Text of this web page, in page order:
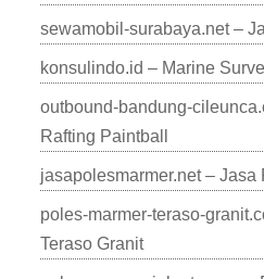
sewamobil-surabaya.net –
konsulindo.id – Marine
outbound-bandung-
Rafting Paintball
jasapolesmarmer.net – Jasa
poles-marmer-teraso-
Teraso Granit